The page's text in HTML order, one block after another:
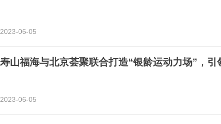
2023-06-05
寿山福海与北京荟聚联合打造“银龄运动力场”，引
2023-06-05